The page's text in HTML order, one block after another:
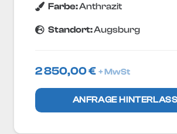
Farbe:Anthrazit
Standort:Augsburg
2 850,00€ + MwSt
ANFRAGE